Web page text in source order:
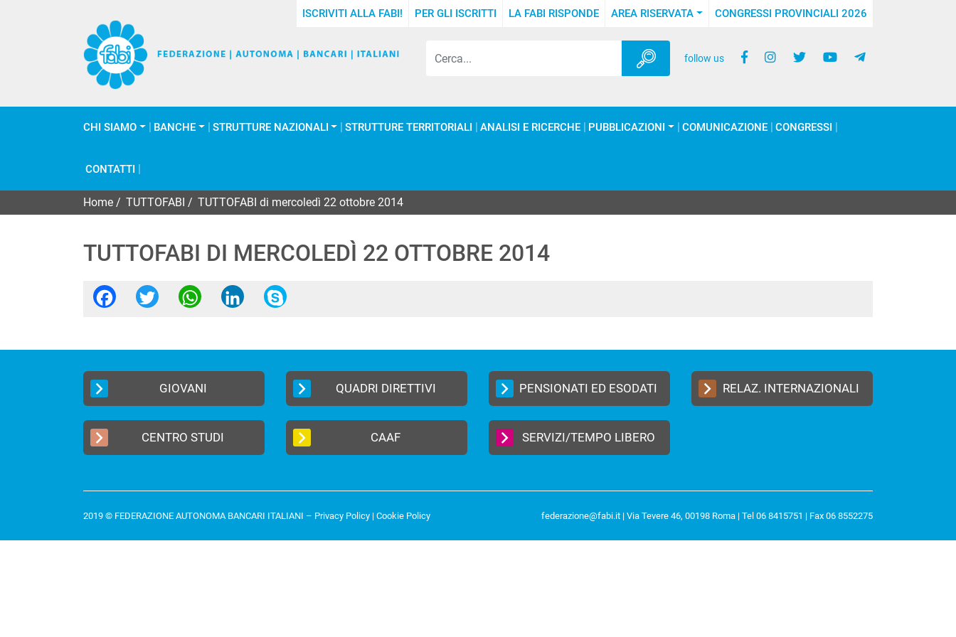
ISCRIVITI ALLA FABI! PER GLI ISCRITTI LA FABI RISPONDE AREA RISERVATA CONGRESSI PROVINCIALI 2026
follow us
CHI SIAMO BANCHE STRUTTURE NAZIONALI STRUTTURE TERRITORIALI ANALISI E RICERCHE PUBBLICAZIONI COMUNICAZIONE CONGRESSI
CONTATTI
Home TUTTOFABI TUTTOFABI di mercoledì 22 ottobre 2014
TUTTOFABI DI MERCOLEDÌ 22 OTTOBRE 2014
FacebookTwitterWhatsApp
LinkedIn
GIOVANI QUADRI DIRETTIVI PENSIONATI ED ESODATI RELAZ. INTERNAZIONALI
CENTRO STUDI CAAF SERVIZI/TEMPO LIBERO
2019 © FEDERAZIONE AUTONOMA BANCARI ITALIANI – Privacy Policy | Cookie Policy federazione@fabi.it | Via Tevere 46, 00198 Roma | Tel 06 8415751 | Fax 06 8552275